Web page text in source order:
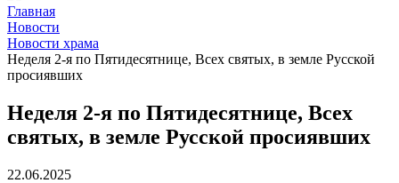
Главная
Новости
Новости храма
Неделя 2-я по Пятидесятнице, Всех святых, в земле Русской
просиявших
Неделя 2-я по Пятидесятнице, Всех
святых, в земле Русской просиявших
22.06.2025